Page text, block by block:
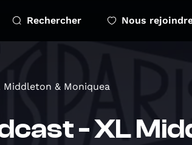
Rechercher Nous
Middleton & Moniquea
- XL